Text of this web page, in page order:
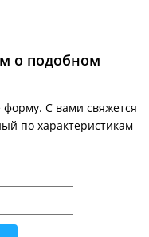
о подобном
С вами свяжется
по характеристикам